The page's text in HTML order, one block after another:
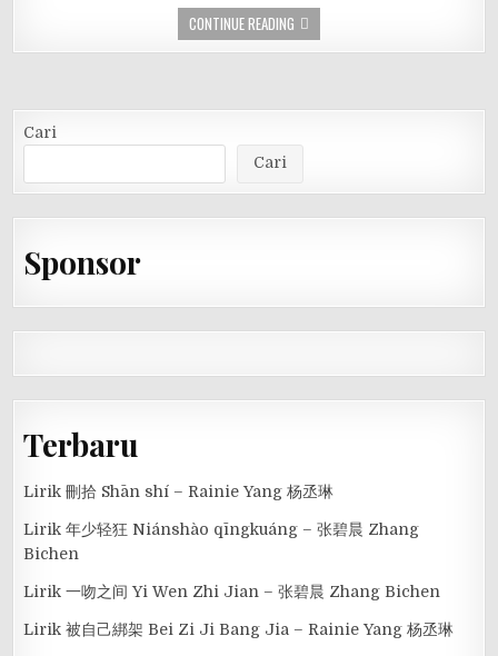
CONTINUE READING
Cari
Cari
Sponsor
Terbaru
Lirik 刪拾 Shān shí – Rainie Yang 杨丞琳
Lirik 年少轻狂 Niánshào qīngkuáng – 张碧晨 Zhang
Bichen
Lirik 一吻之间 Yi Wen Zhi Jian – 张碧晨 Zhang Bichen
Lirik 被自己綁架 Bei Zi Ji Bang Jia – Rainie Yang 杨丞琳